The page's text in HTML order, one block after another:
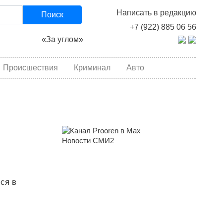
Написать в редакцию
+7 (922) 885 06 56
Поиск
«За углом»
Происшествия Криминал Авто
в
Новости СМИ2